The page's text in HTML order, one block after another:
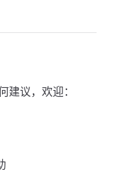
建议，欢迎：